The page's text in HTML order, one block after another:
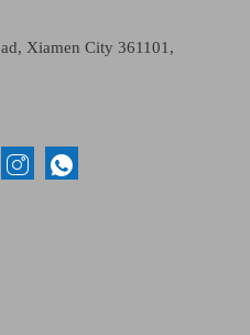
Xiamen City 361101,